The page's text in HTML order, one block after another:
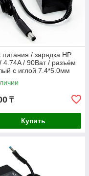
под ваш ноутбук
питания / зарядка HP
4.74A / 90Ват / разъём
с иглой 7.4*5.0мм
₸
Купить